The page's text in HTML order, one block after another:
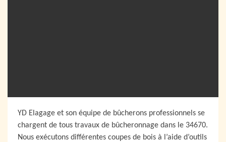
YD Elagage et son équipe de bûcherons professionnels se
chargent de tous travaux de bûcheronnage dans le 34670.
Nous exécutons différentes coupes de bois à l’aide d’outils